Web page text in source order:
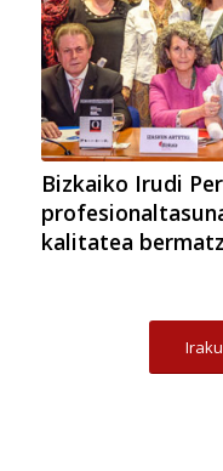
Bizkaiko Irudi
kalitatea